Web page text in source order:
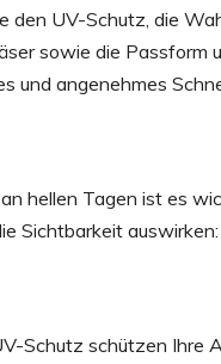
den UV-Schutz, die
sowie die Passform
und angenehmes
hellen Tagen ist es
Sichtbarkeit auswirken:
Schutz schützen Ihre